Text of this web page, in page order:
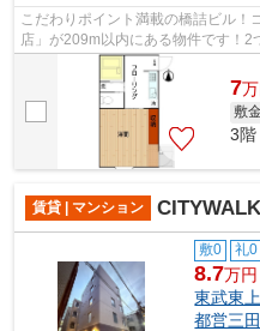
こだわりポイント満載の橋詰ビル！
店」が209m以内にある物件です！2
クセスはとても便利です！根強いニ
7万
敷
3階
賃貸 | マンション
敷0 礼0
8.7万円
東武東
都営三